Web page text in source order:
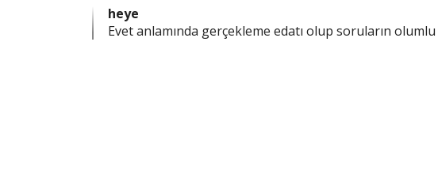
heye
Evet anlamında gerçekleme edatı olup soruların